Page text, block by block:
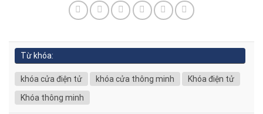
Từ khóa:
khóa cửa điện tử khóa cửa thông minh
Khóa điện tử
Khóa thông minh